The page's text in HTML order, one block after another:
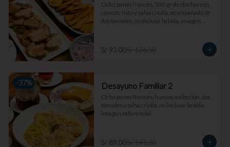
Ocho panes francés, 500 gr de chicharrón,
camote frito y salsa criolla, acompañado de
dos tamales. no incluye bebida. imagen
S/ 93.00S/ 126.50
-37% Desayuno Familiar 2
Ocho panes francés, huevos a elección, dos
tamales y salsa criolla. no incluye bebida.
imagen referencial.
S/ 89.00S/ 141.20